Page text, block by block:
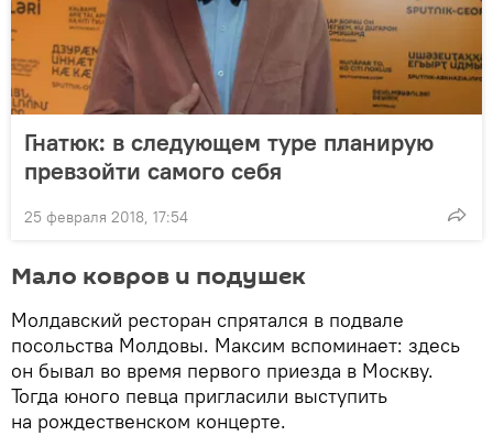
Гнатюк: в следующем туре планирую
превзойти самого себя
25 февраля 2018, 17:54
Мало ковров и подушек
Молдавский ресторан спрятался в подвале
посольства Молдовы. Максим вспоминает: здесь
он бывал во время первого приезда в Москву.
Тогда юного певца пригласили выступить
на рождественском концерте.